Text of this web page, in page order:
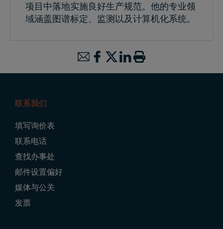
项目中落地实施良好生产规范。他的专业领
域涵盖图谱标定、监测以及计算机化系统。
Navigation
联系我们
填写询价表
联系电话
查找办事处
邮件设置偏好
媒体与公关
发票